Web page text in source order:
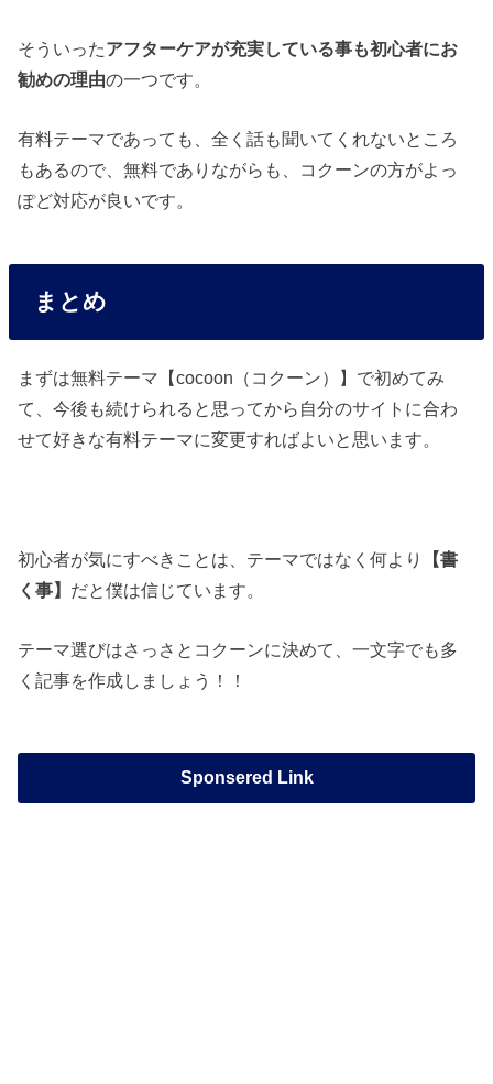
そういったアフターケアが充実している事も初心者にお
勧めの理由の一つです。
有料テーマであっても、全く話も聞いてくれないところ
もあるので、無料でありながらも、コクーンの方がよっ
ぽど対応が良いです。
まとめ
まずは無料テーマ【cocoon（コクーン）】で初めてみ
て、今後も続けられると思ってから自分のサイトに合わ
せて好きな有料テーマに変更すればよいと思います。
初心者が気にすべきことは、テーマではなく何より
【書
く事】 だと僕は信じています。
テーマ選びはさっさとコクーンに決めて、一文字でも多
く記事を作成しましょう！！
Sponsered Link